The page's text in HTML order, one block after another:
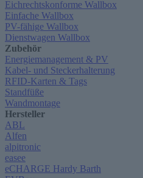
Eichrechtskonforme Wallbox
Einfache Wallbox
PV-fähige Wallbox
Dienstwagen Wallbox
Zubehör
Energiemanagement & PV
Kabel- und Steckerhalterung
RFID-Karten & Tags
Standfüße
Wandmontage
Hersteller
ABL
Alfen
alpitronic
easee
eCHARGE Hardy Barth